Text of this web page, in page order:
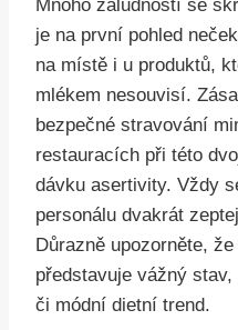
Mnoho záludností se
je na první pohled
na místě i u produktů,
mlékem nesouvisí.
bezpečné stravování
restauracích při této
dávku asertivity. Vždy
personálu dvakrát
Důrazně upozorněte,
představuje vážný
či módní dietní trend.